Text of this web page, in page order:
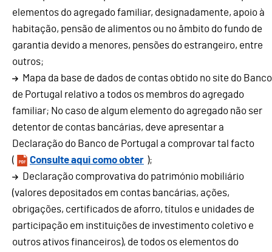
elementos do agregado familiar, designadamente, apoio à
habitação, pensão de alimentos ou no âmbito do fundo de
garantia devido a menores, pensões do estrangeiro, entre
outros;
Mapa da base de dados de contas obtido no site do Banco
de Portugal relativo a todos os membros do agregado
familiar; No caso de algum elemento do agregado não ser
detentor de contas bancárias, deve apresentar a
Declaração do Banco de Portugal a comprovar tal facto
(
Consulte aqui como obter );
Declaração comprovativa do património mobiliário
(valores depositados em contas bancárias, ações,
obrigações, certificados de aforro, títulos e unidades de
participação em instituições de investimento coletivo e
outros ativos financeiros), de todos os elementos do